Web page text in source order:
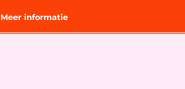
Meer informatie
Technische informatie